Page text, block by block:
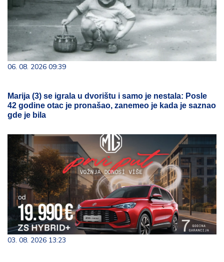
06. 08. 2026 09:39
Marija (3) se igrala u dvorištu i samo je nestala: Posle
42 godine otac je pronašao, zanemeo je kada je saznao
gde je bila
03. 08. 2026 13:23